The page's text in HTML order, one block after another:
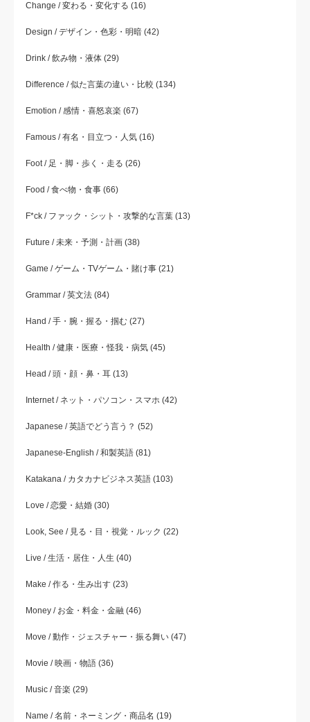
Change / 変わる・変化する (16)
Design / デザイン・色彩・明暗 (42)
Drink / 飲み物・液体 (29)
Difference / 似た言葉の違い・比較 (134)
Emotion / 感情・喜怒哀楽 (67)
Famous / 有名・目立つ・人気 (16)
Foot / 足・脚・歩く・走る (26)
Food / 食べ物・食事 (66)
F*ck / ファック・シット・攻撃的な言葉 (13)
Future / 未来・予測・計画 (38)
Game / ゲーム・TVゲーム・賭け事 (21)
Grammar / 英文法 (84)
Hand / 手・腕・握る・掴む (27)
Health / 健康・医療・怪我・病気 (45)
Head / 頭・顔・鼻・耳 (13)
Internet / ネット・パソコン・スマホ (42)
Japanese / 英語でどう言う？ (52)
Japanese-English / 和製英語 (81)
Katakana / カタカナビジネス英語 (103)
Love / 恋愛・結婚 (30)
Look, See / 見る・目・視覚・ルック (22)
Live / 生活・居住・人生 (40)
Make / 作る・生み出す (23)
Money / お金・料金・金融 (46)
Move / 動作・ジェスチャー・振る舞い (47)
Movie / 映画・物語 (36)
Music / 音楽 (29)
Name / 名前・ネーミング・商品名 (19)